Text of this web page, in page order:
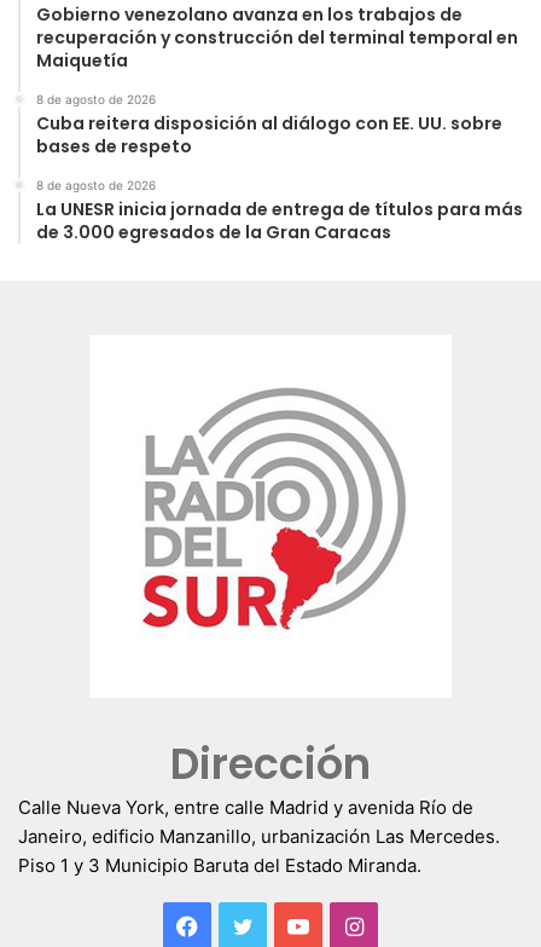
Gobierno venezolano avanza en los trabajos de
recuperación y construcción del terminal temporal en
Maiquetía
8 de agosto de 2026
Cuba reitera disposición al diálogo con EE. UU. sobre
bases de respeto
8 de agosto de 2026
La UNESR inicia jornada de entrega de títulos para más
de 3.000 egresados de la Gran Caracas
Dirección
Calle Nueva York, entre calle Madrid y avenida Río de
Janeiro, edificio Manzanillo, urbanización Las Mercedes.
Piso 1 y 3 Municipio Baruta del Estado Miranda.
Facebook
TwitterYouTubeInstagram